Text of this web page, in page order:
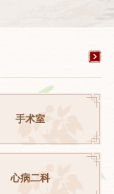
手术室
心病二科